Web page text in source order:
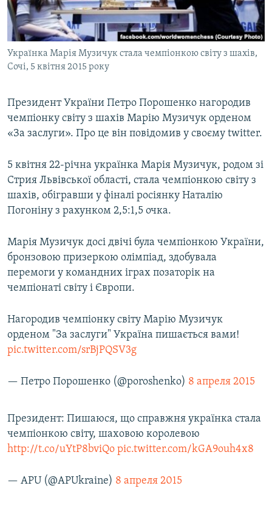
СПЕЦПРОЄКТИ
ПОДКАСТИ
КРИМ РЕАЛІЇ
УКР
КТАТ
ДОЛУЧАЙСЯ!
Усі сайти RFE/RL
Українка Марія Музичук стала чемпіонкою світу з шахів,
Сочі, 5 квітня 2015 року
Президент України Петро Порошенко нагородив
чемпіонку світу з шахів Марію Музичук орденом
«За заслуги». Про це він повідомив у своєму twitter.
5 квітня 22-річна українка Марія Музичук, родом зі
Стрия Львівської області, стала чемпіонкою світу з
шахів, обігравши у фіналі росіянку Наталію
Погоніну з рахунком 2,5:1,5 очка.
Марія Музичук досі двічі була чемпіонкою України,
бронзовою призеркою олімпіад, здобувала
перемоги у командних іграх позаторік на
чемпіонаті світу і Європи.
Нагородив чемпіонку світу Марію Музичук
орденом "За заслуги" Україна пишається вами!
pic.twitter.com/srBjPQSV3g
— Петро Порошенко (@poroshenko) 8 апреля 2015
Президент: Пишаюся, що справжня українка стала
чемпіонкою світу, шаховою королевою
http://t.co/uYtP8bviQo pic.twitter.com/kGA9ouh4x8
— APU (@APUkraine) 8 апреля 2015